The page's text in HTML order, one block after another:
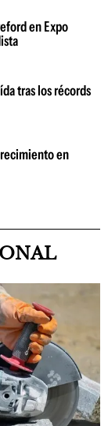
en Expo
tras los récords
en